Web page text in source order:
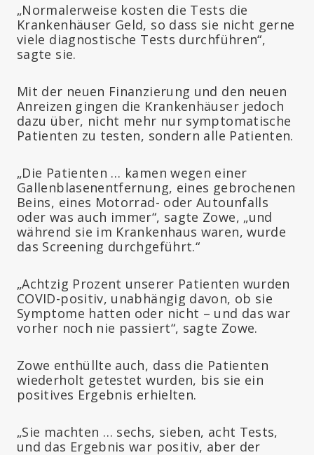
„Normalerweise kosten die Tests die
Krankenhäuser Geld, so dass sie nicht gerne
viele diagnostische Tests durchführen“,
sagte sie.
Mit der neuen Finanzierung und den neuen
Anreizen gingen die Krankenhäuser jedoch
dazu über, nicht mehr nur symptomatische
Patienten zu testen, sondern alle Patienten.
„Die Patienten … kamen wegen einer
Gallenblasenentfernung, eines gebrochenen
Beins, eines Motorrad- oder Autounfalls
oder was auch immer“, sagte Zowe, „und
während sie im Krankenhaus waren, wurde
das Screening durchgeführt.“
„Achtzig Prozent unserer Patienten wurden
COVID-positiv, unabhängig davon, ob sie
Symptome hatten oder nicht – und das war
vorher noch nie passiert“, sagte Zowe.
Zowe enthüllte auch, dass die Patienten
wiederholt getestet wurden, bis sie ein
positives Ergebnis erhielten.
„Sie machten … sechs, sieben, acht Tests,
und das Ergebnis war positiv, aber der